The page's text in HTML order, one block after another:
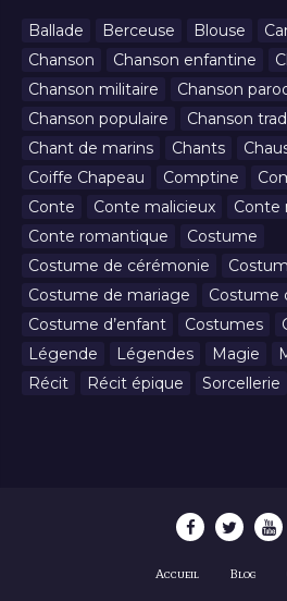
Ballade Berceuse Blouse
Chanson
Chanson enfantine
Chanson militaire
Chanson
Chanson populaire
Chanson
Chant de marins
Chants
Coiffe Chapeau
Comptine
Conte
Conte malicieux
Conte
Conte romantique
Costume
Costume de cérémonie
Costume de mariage
Costume
Costume d’enfant
Costumes
Légende
Légendes Magie
Récit
Récit épique Sorcellerie
Accueil Blog